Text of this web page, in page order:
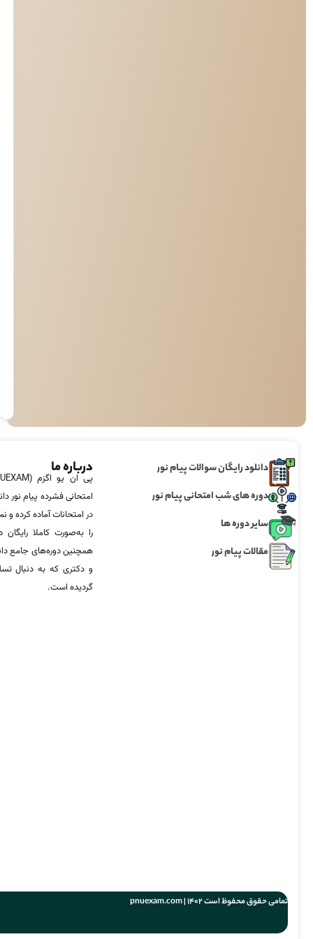
دانلود رایگان سوالات پیام نور
دوره های شب امتحانی پیام نور
سایر دوره ها
مقالات پیام نور
درباره ما
امتحانی فشرده پیام نور
در امتحانات آماده‌ کرده
را به‌صورت کاملا
همچنین دوره‌های جامع
و دکتری که به دنبال
گردیده است.
تمامی حقوق محفوظ است 1402 | pnuexam.com